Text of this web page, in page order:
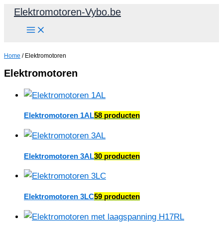
Spring
inhoud
Elektromotoren-Vybo.be
Home / Elektromotoren
Elektromotoren
Elektromotoren 1AL58 producten
Elektromotoren 3AL30 producten
Elektromotoren 3LC59 producten